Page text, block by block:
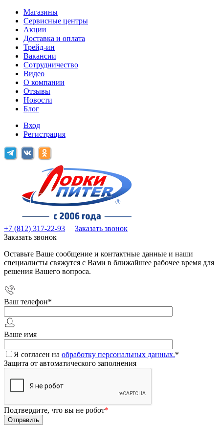
Магазины
Сервисные центры
Акции
Доставка и оплата
Трейд-ин
Вакансии
Сотрудничество
Видео
О компании
Отзывы
Новости
Блог
Вход
Регистрация
+7 (812) 317-22-93
Заказать звонок
Заказать звонок
Оставьте Ваше сообщение и контактные данные и наши
специалисты свяжутся с Вами в ближайшее рабочее время для
решения Вашего вопроса.
Ваш телефон*
Ваше имя
Я согласен на обработку персональных данных.*
Защита от автоматического заполнения
Подтвердите, что вы не робот*